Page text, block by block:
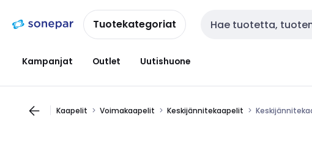
navigointiinsisältöönTuotekategoriat Haku
Kampanjat Outlet Uutishuone
Kaapelit Voimakaapelit Keskijännitekaapelit